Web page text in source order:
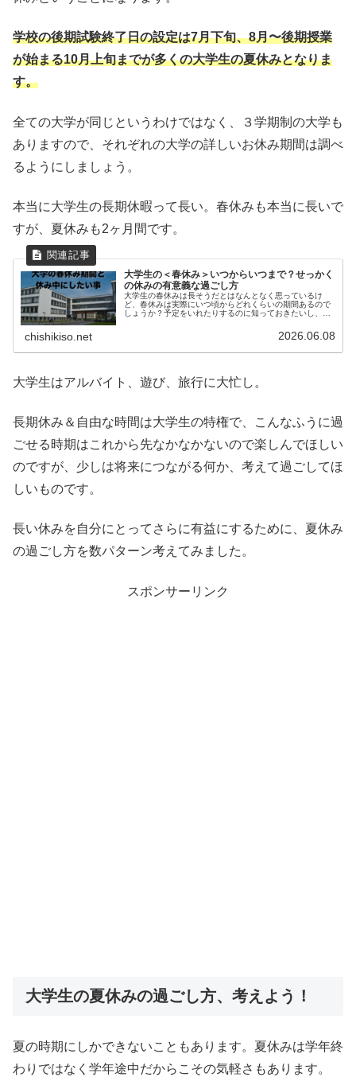
学校の後期試験終了日の設定は7月下旬、8月〜後期授業
が始まる10月上旬までが多くの大学生の夏休みとなりま
す。
全ての大学が同じというわけではなく、３学期制の大学も
ありますので、それぞれの大学の詳しいお休み期間は調べ
るようにしましょう。
本当に大学生の長期休暇って長い。春休みも本当に長いで
すが、夏休みも2ヶ月間です。
大学生の＜春休み＞いつからいつまで？せっかく
の休みの有意義な過ごし方
大学生の春休みは長そうだとはなんとなく思っているけ
ど、春休みは実際にいつ頃からどれくらいの期間あるので
しょうか？予定をいれたりするのに知っておきたいし、家
chishikiso.net 2026.06.08
大学生はアルバイト、遊び、旅行に大忙し。
長期休み＆自由な時間は大学生の特権で、こんなふうに過
ごせる時期はこれから先なかなかないので楽しんでほしい
のですが、少しは将来につながる何か、考えて過ごしてほ
しいものです。
長い休みを自分にとってさらに有益にするために、夏休み
の過ごし方を数パターン考えてみました。
スポンサーリンク
大学生の夏休みの過ごし方、考えよう！
夏の時期にしかできないこともあります。夏休みは学年終
わりではなく学年途中だからこその気軽さもあります。